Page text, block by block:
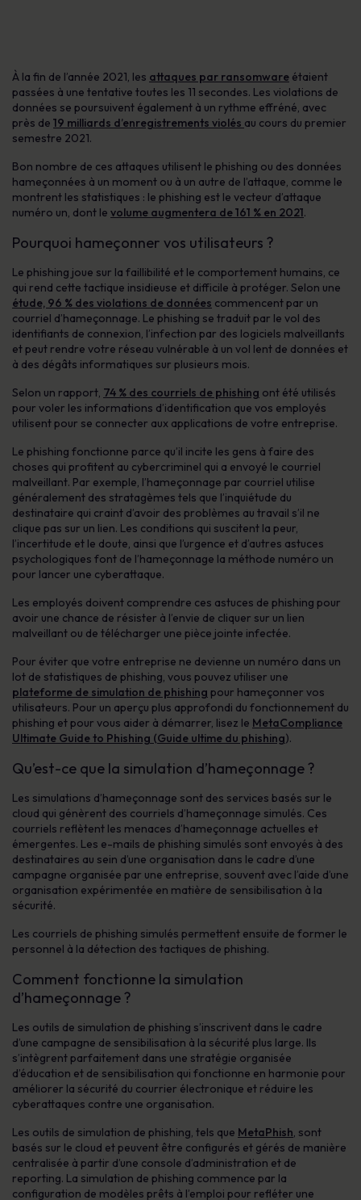
À la fin de l’année 2021, les attaques par ransomware étaient
passées à une tentative toutes les 11 secondes. Les violations de
données se poursuivent également à un rythme effréné, avec
près de 19 milliards d’enregistrements violés au cours du premier
semestre 2021.
Bon nombre de ces attaques utilisent le phishing ou des données
hameçonnées à un moment ou à un autre de l’attaque, comme le
montrent les statistiques : le phishing est le vecteur d’attaque
numéro un, dont le volume augmentera de 161 % en 2021.
Pourquoi hameçonner vos utilisateurs ?
Le phishing joue sur la faillibilité et le comportement humains, ce
qui rend cette tactique insidieuse et difficile à protéger. Selon une
étude, 96 % des violations de données commencent par un
courriel d’hameçonnage. Le phishing se traduit par le vol des
identifiants de connexion, l’infection par des logiciels malveillants
et peut rendre votre réseau vulnérable à un vol lent de données et
à des dégâts informatiques sur plusieurs mois.
Selon un rapport, 74 % des courriels de phishing ont été utilisés
pour voler les informations d’identification que vos employés
utilisent pour se connecter aux applications de votre entreprise.
Le phishing fonctionne parce qu’il incite les gens à faire des
choses qui profitent au cybercriminel qui a envoyé le courriel
malveillant. Par exemple, l’hameçonnage par courriel utilise
généralement des stratagèmes tels que l’inquiétude du
destinataire qui craint d’avoir des problèmes au travail s’il ne
clique pas sur un lien. Les conditions qui suscitent la peur,
l’incertitude et le doute, ainsi que l’urgence et d’autres astuces
psychologiques font de l’hameçonnage la méthode numéro un
pour lancer une cyberattaque.
Les employés doivent comprendre ces astuces de phishing pour
avoir une chance de résister à l’envie de cliquer sur un lien
malveillant ou de télécharger une pièce jointe infectée.
Pour éviter que votre entreprise ne devienne un numéro dans un
lot de statistiques de phishing, vous pouvez utiliser une
plateforme de simulation de phishing pour hameçonner vos
utilisateurs. Pour un aperçu plus approfondi du fonctionnement du
phishing et pour vous aider à démarrer, lisez le MetaCompliance
Ultimate Guide to Phishing (Guide ultime du phishing).
Qu’est-ce que la simulation d’hameçonnage ?
Les simulations d’hameçonnage sont des services basés sur le
cloud qui génèrent des courriels d’hameçonnage simulés. Ces
courriels reflètent les menaces d’hameçonnage actuelles et
émergentes. Les e-mails de phishing simulés sont envoyés à des
destinataires au sein d’une organisation dans le cadre d’une
campagne organisée par une entreprise, souvent avec l’aide d’une
organisation expérimentée en matière de sensibilisation à la
sécurité.
Les courriels de phishing simulés permettent ensuite de former le
personnel à la détection des tactiques de phishing.
Comment fonctionne la simulation
d’hameçonnage ?
Les outils de simulation de phishing s’inscrivent dans le cadre
d’une campagne de sensibilisation à la sécurité plus large. Ils
s’intègrent parfaitement dans une stratégie organisée
d’éducation et de sensibilisation qui fonctionne en harmonie pour
améliorer la sécurité du courrier électronique et réduire les
cyberattaques contre une organisation.
Les outils de simulation de phishing, tels que MetaPhish, sont
basés sur le cloud et peuvent être configurés et gérés de manière
centralisée à partir d’une console d’administration et de
reporting. La simulation de phishing commence par la
configuration de modèles prêts à l’emploi pour refléter une